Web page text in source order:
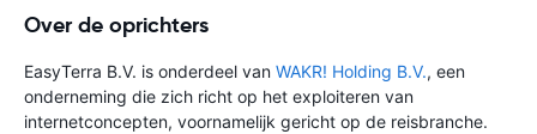
Over de oprichters
EasyTerra B.V. is onderdeel van WAKR! Holding B.V., een
onderneming die zich richt op het exploiteren van
internetconcepten, voornamelijk gericht op de reisbranche.